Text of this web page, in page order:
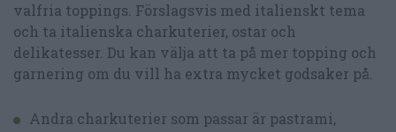
valfria toppings. Förslagsvis med italienskt tema
och ta italienska charkuterier, ostar och
delikatesser. Du kan välja att ta på mer topping och
garnering om du vill ha extra mycket godsaker på.
Andra charkuterier som passar är pastrami,